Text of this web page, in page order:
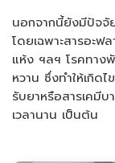
นอกจากนี้ยังมีปัจจั
โดยเฉพาะสารอะ
แห้ง ฯลฯ โรคทาง
หวาน ซึ่งทำให้เกิด
รับยาหรือสารเคมี
เวลานาน เป็นต้น